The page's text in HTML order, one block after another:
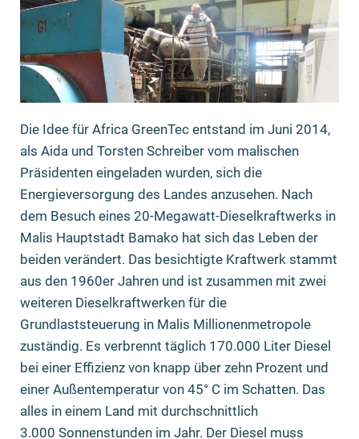
Die Idee für Africa GreenTec entstand im Juni 2014,
als Aida und Torsten Schreiber vom malischen
Präsidenten eingeladen wurden, sich die
Energieversorgung des Landes anzusehen. Nach
dem Besuch eines 20-Megawatt-Dieselkraftwerks in
Malis Hauptstadt Bamako hat sich das Leben der
beiden verändert. Das besichtigte Kraftwerk stammt
aus den 1960er Jahren und ist zusammen mit zwei
weiteren Dieselkraftwerken für die
Grundlaststeuerung in Malis Millionenmetropole
zuständig. Es verbrennt täglich 170.000 Liter Diesel
bei einer Effizienz von knapp über zehn Prozent und
einer Außentemperatur von 45° C im Schatten. Das
alles in einem Land mit durchschnittlich
3.000 Sonnenstunden im Jahr. Der Diesel muss